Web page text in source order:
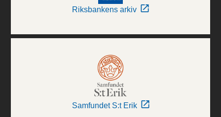
Riksbankens arkiv
Samfundet S:t Erik